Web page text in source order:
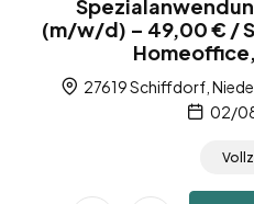
(m/w/d) – 49,00 € /
27619 Schiffdorf,
02/